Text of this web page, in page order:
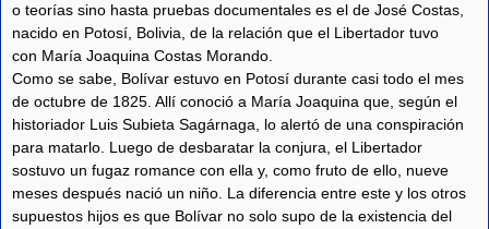
o teorías sino hasta pruebas documentales es el de José Costas,
nacido en Potosí, Bolivia, de la relación que el Libertador tuvo
con María Joaquina Costas Morando.
Como se sabe, Bolívar estuvo en Potosí durante casi todo el mes
de octubre de 1825. Allí conoció a María Joaquina que, según el
historiador Luis Subieta Sagárnaga, lo alertó de una conspiración
para matarlo. Luego de desbaratar la conjura, el Libertador
sostuvo un fugaz romance con ella y, como fruto de ello, nueve
meses después nació un niño. La diferencia entre este y los otros
supuestos hijos es que Bolívar no solo supo de la existencia del